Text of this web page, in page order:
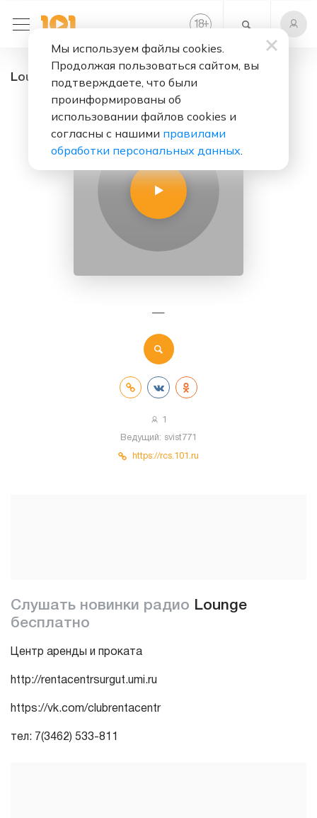
18+
Lounge - радио онлайн. Слушать бесплатно
—
1
Ведущий: svist771
https://rcs.101.ru
Слушать новинки радио Lounge
бесплатно
Центр аренды и проката
http://rentacentrsurgut.umi.ru
https://vk.com/clubrentacentr
тел: 7(3462) 533-811
Мы используем файлы cookies.
Продолжая пользоваться сайтом, вы
подтверждаете, что были
проинформированы об
использовании файлов cookies и
согласны с нашими правилами
обработки персональных данных.